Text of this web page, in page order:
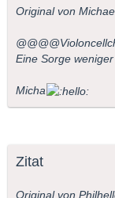
Original von
Eine Sorge
Micha
Zitat
Original von